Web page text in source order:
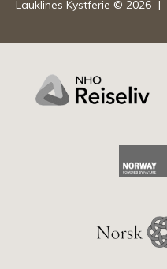
Lauklines Kystferie © 2026